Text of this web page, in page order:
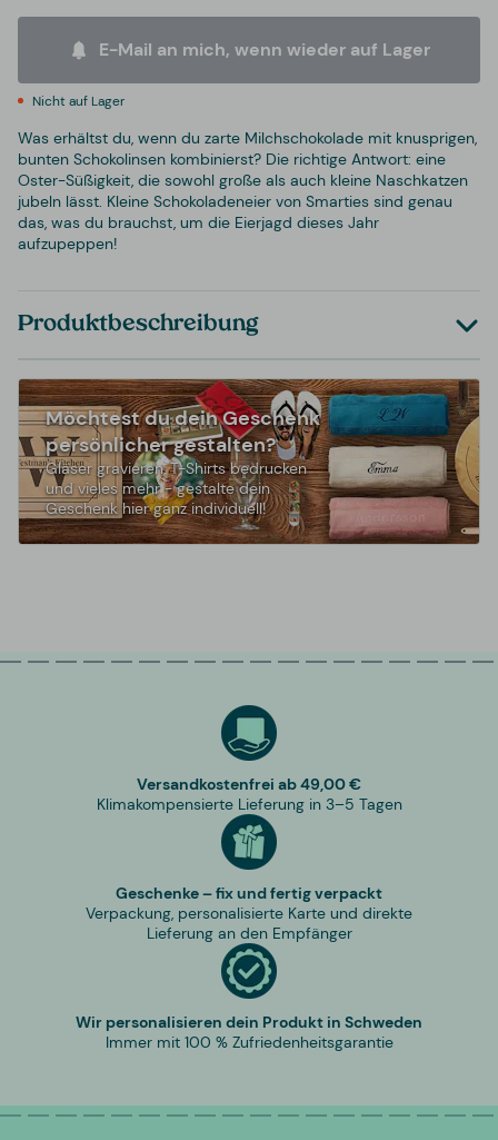
E-Mail an mich, wenn wieder auf Lager
Nicht auf Lager
Was erhältst du, wenn du zarte Milchschokolade mit knusprigen,
bunten Schokolinsen kombinierst? Die richtige Antwort: eine
Oster-Süßigkeit, die sowohl große als auch kleine Naschkatzen
jubeln lässt. Kleine Schokoladeneier von Smarties sind genau
das, was du brauchst, um die Eierjagd dieses Jahr
aufzupeppen!
Produktbeschreibung
Möchtest du dein Geschenk
persönlicher gestalten?
Gläser gravieren, T-Shirts bedrucken
und vieles mehr - gestalte dein
Geschenk hier ganz individuell!
Versandkostenfrei ab 49,00 €
Klimakompensierte Lieferung in 3–5 Tagen
Geschenke – fix und fertig verpackt
Verpackung, personalisierte Karte und direkte
Lieferung an den Empfänger
Wir personalisieren dein Produkt in Schweden
Immer mit 100 % Zufriedenheitsgarantie